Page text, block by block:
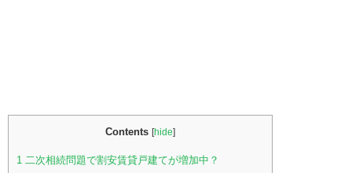
Contents [hide]
1 二次相続問題で割安賃貸戸建てが増加中？